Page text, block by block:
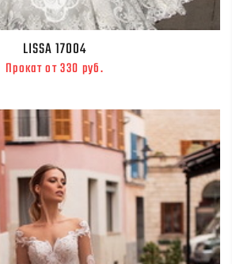
LISSA 17004
Прокат от 330 руб.